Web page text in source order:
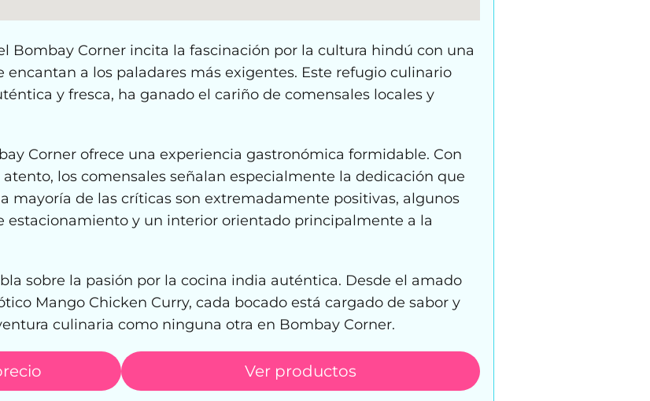
Bombay Corner incita la fascinación por la cultura hindú con una
encantan a los paladares más exigentes. Este refugio culinario
y fresca, ha ganado el cariño de comensales locales y
Corner ofrece una experiencia gastronómica formidable. Con
los comensales señalan especialmente la dedicación que
mayoría de las críticas son extremadamente positivas, algunos
estacionamiento y un interior orientado principalmente a la
sobre la pasión por la cocina india auténtica. Desde el amado
Mango Chicken Curry, cada bocado está cargado de sabor y
culinaria como ninguna otra en Bombay Corner.
Ver productos